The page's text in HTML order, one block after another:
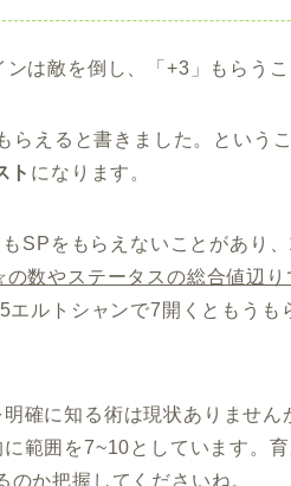
は敵を倒し、「+3」もらうこ
らえると書きました。というこ
ト になります。
SPをもらえないことがあり
数やステータスの総合値辺り
ルトシャンで7開くともうも
確に知る術は現状ありません
範囲を7~10としています。育
か把握してくださいね。